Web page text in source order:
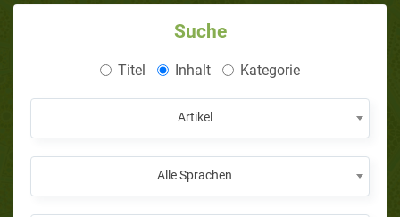
Suche
Titel Inhalt Kategorie
Artikel
Alle Sprachen